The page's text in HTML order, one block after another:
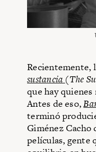
Recientemente,
sustancia (The
que hay
Antes de eso,
terminó
Giménez Cacho
películas, gente